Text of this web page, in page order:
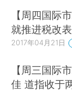
【周四国际
就推进税改
2017年04月21日
【周三国际
佳 道指收于